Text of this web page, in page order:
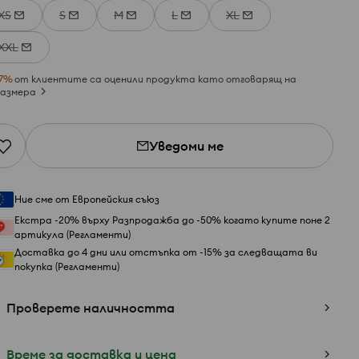
S M L XL
%от клиентите са оценили продукта като отговарящ на
Уведоми ме
Ние сме от Европейския съюз
Екстра -20% върху Разпродажба до -50% когато купите поне 2
артикула (Регламенти)
Доставка до 4 дни или отстъпка от -15% за следващата ви
покупка (Регламенти)
Проверете наличността
Време за доставка и цена